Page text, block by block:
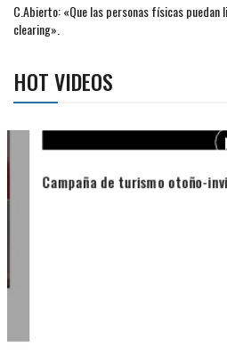
C.Abierto: «Que las personas físicas
clearing».
HOT VIDEOS
Campaña de turismo otoño-invierno